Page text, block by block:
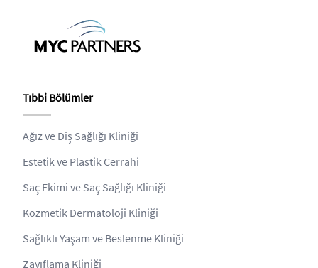
Tıbbi Bölümler
Ağız ve Diş Sağlığı Kliniği
Estetik ve Plastik Cerrahi
Saç Ekimi ve Saç Sağlığı Kliniği
Kozmetik Dermatoloji Kliniği
Sağlıklı Yaşam ve Beslenme Kliniği
Zayıflama Kliniği